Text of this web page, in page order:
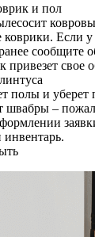
и пол
Если у
сообщите
привезет свое
полы и уберет
швабры –
инвентарь.